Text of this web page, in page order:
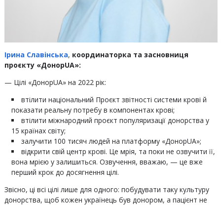
Ірина Славінська, координаторка та засновниця
проєкту «ДонорUA»:
— Цілі «ДонорUA» на 2022 рік:
втілити національний Проєкт звітності системи крові й
показати реальну потребу в компонентах крові;
втілити міжнародний проєкт популяризації донорства у
15 країнах світу;
залучити 100 тисяч людей на платформу «ДонорUA»;
відкрити свій центр крові. Це мрія, та поки не озвучити її,
вона мрією у залишиться. Озвучення, вважаю, — це вже
перший крок до досягнення цілі.
Звісно, ці всі цілі лише для одного: побудувати таку культуру
донорства, щоб кожен українець був донором, а пацієнт не